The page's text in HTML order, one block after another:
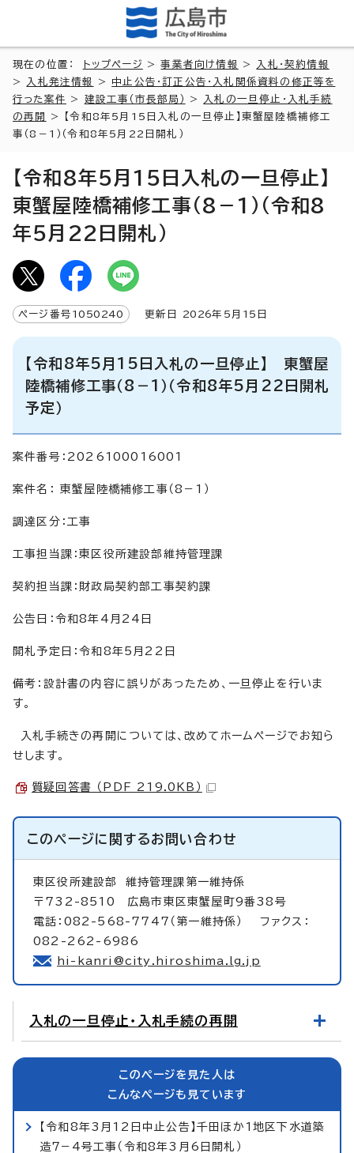
現在の位置： トップページ >事業者向け情報 >
入札・契約情報
>
入札発注情報 > 中止公告・訂正公告・入札関係資料の修正等を
行った案件
> 建設工事（市長部局） >
入札の一旦停止・入札手続
の再開
> 【令和8年5月15日入札の一旦停止】東蟹屋陸橋補修工
事（8－1）（令和8年5月22日開札）
【令和8年5月15日入札の一旦停止】
東蟹屋陸橋補修工事（8－1）（令和8
年5月22日開札）
ページ番号 1050240 更新日 2026年5月 15 日
【令和8年5月15日入札の一旦停止】 東蟹屋
陸橋補修工事（8－1）（令和8年5月22日開札
予定）
案件番号：2026100016001
案件名： 東蟹屋陸橋補修工事（8－1）
調達区分：工事
工事担当課：東区役所建設部維持管理課
契約担当課：財政局契約部工事契約課
公告日：令和8年4月24日
開札予定日：令和8年5月22日
備考：設計書の内容に誤りがあったため、一旦停止を行いま
す。
入札手続きの再開については、改めてホームページでお知ら
せします。
質疑回答書 （PDF 219.0KB）
このページに関するお問い合わせ
東区役所建設部 維持管理課第一維持係
〒732-8510 広島市東区東蟹屋町9番38号
電話：082-568-7747（第一維持係） ファクス：
082-262-6986
hi-kanri@city.hiroshima.lg.jp
入札の一旦停止・入札手続の再開
このページを見た人は
こんなページも見ています
【令和8年3月12日中止公告】千田ほか1地区下水道築
造7−4号工事（令和8年3月6日開札）